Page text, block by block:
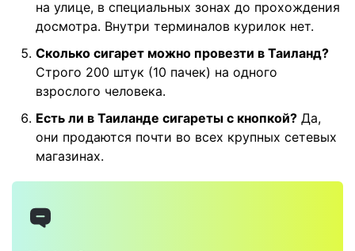
на улице, в специальных зонах до прохождения
досмотра. Внутри терминалов курилок нет.
Сколько сигарет можно провезти в Таиланд?
Строго 200 штук (10 пачек) на одного
взрослого человека.
Есть ли в Таиланде сигареты с кнопкой? Да,
они продаются почти во всех крупных сетевых
магазинах.